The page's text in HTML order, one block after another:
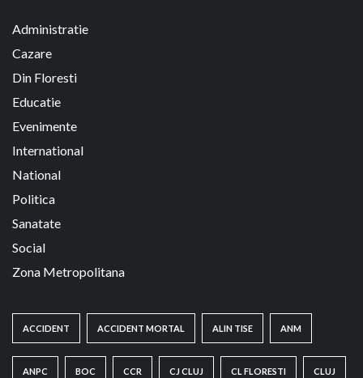
Administratie
Cazare
Din Floresti
Educatie
Evenimente
International
National
Politica
Sanatate
Social
Zona Metropolitana
ACCIDENT ACCIDENT MORTAL ALIN TISE ANM
ANPC BOC CCR CJ CLUJ CL FLORESTI CLUJ